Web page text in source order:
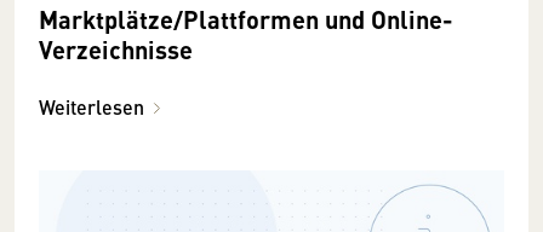
Marktplätze/Plattformen und Online-
Verzeichnisse
Weiterlesen